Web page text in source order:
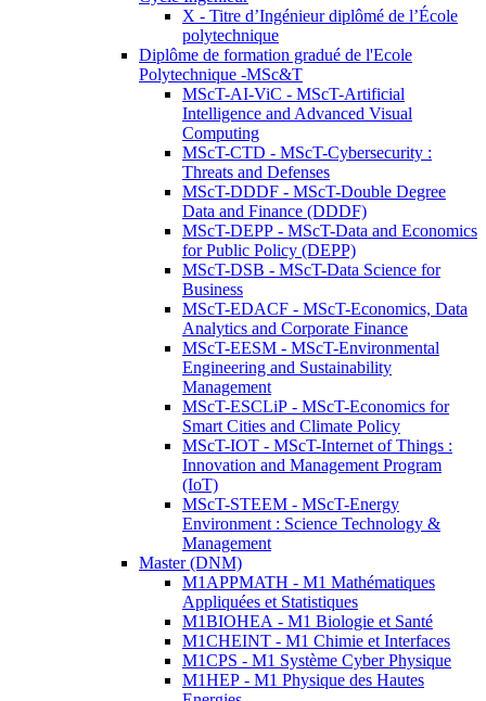
X - Titre d’Ingénieur diplômé de l’École
polytechnique
Diplôme de formation gradué de l'Ecole
Polytechnique -MSc&T
MScT-AI-ViC - MScT-Artificial
Intelligence and Advanced Visual
Computing
MScT-CTD - MScT-Cybersecurity :
Threats and Defenses
MScT-DDDF - MScT-Double Degree
Data and Finance (DDDF)
MScT-DEPP - MScT-Data and Economics
for Public Policy (DEPP)
MScT-DSB - MScT-Data Science for
Business
MScT-EDACF - MScT-Economics, Data
Analytics and Corporate Finance
MScT-EESM - MScT-Environmental
Engineering and Sustainability
Management
MScT-ESCLiP - MScT-Economics for
Smart Cities and Climate Policy
MScT-IOT - MScT-Internet of Things :
Innovation and Management Program
(IoT)
MScT-STEEM - MScT-Energy
Environment : Science Technology &
Management
Master (DNM)
M1APPMATH - M1 Mathématiques
Appliquées et Statistiques
M1BIOHEA - M1 Biologie et Santé
M1CHEINT - M1 Chimie et Interfaces
M1CPS - M1 Système Cyber Physique
M1HEP - M1 Physique des Hautes